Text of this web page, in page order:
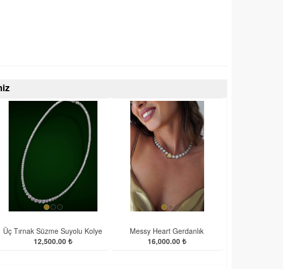
Üç Tırnak Süzme Suyolu Kolye
12,500.00 ₺
Messy Heart Gerdanlık
16,000.00 ₺